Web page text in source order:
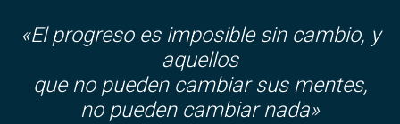
«El progreso es imposible sin cambio, y
aquellos
que no pueden cambiar sus mentes,
no pueden cambiar nada»